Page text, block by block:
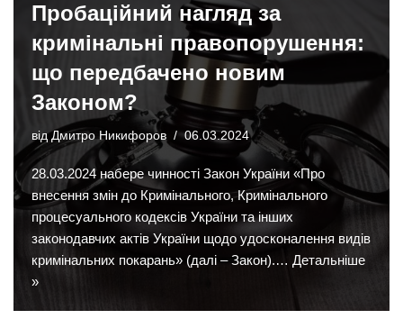
Пробаційний нагляд за
кримінальні правопорушення:
що передбачено новим
Законом?
відДмитро Никифоров 06.03.2024
28.03.2024 набере чинності Закон України «Про
внесення змін до Кримінального, Кримінального
процесуального кодексів України та інших
законодавчих актів України щодо удосконалення видів
кримінальних покарань» (далі – Закон).… Детальніше
»